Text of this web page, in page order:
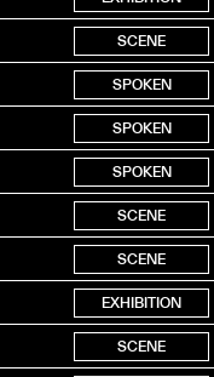
SCENE
SPOKEN
SPOKEN
SPOKEN
SCENE
SCENE
EXHIBITION
SCENE